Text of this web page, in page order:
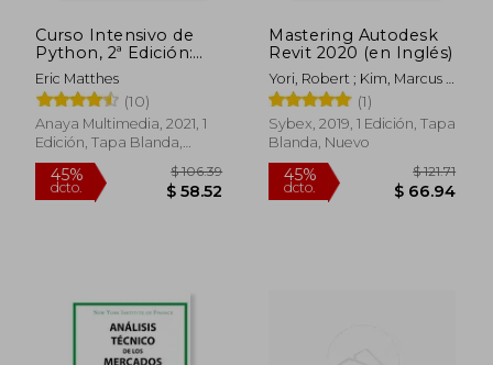
Curso Intensivo de
Python, 2ª Edición:
Introducción Práctica
a la Programación
Basada en Proyectos
Eric Matthes
(10)
Anaya Multimedia, 2021, 1
Edición, Tapa Blanda,
Nuevo
Mastering Autodesk
Revit 2020 (en Inglés)
Yori, Robert ; Kim, Marcus ;
Kirby, Lance (1)
Sybex, 2019, 1 Edición, Tapa
Blanda, Nuevo